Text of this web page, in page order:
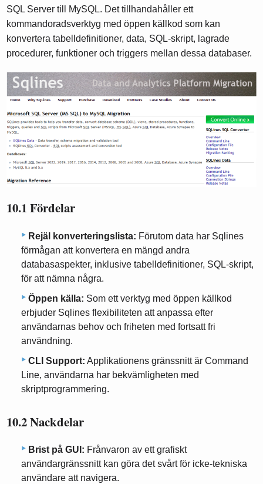
SQL Server till MySQL. Det tillhandahåller ett
kommandoradsverktyg med öppen källkod som kan
konvertera tabelldefinitioner, data, SQL-skript, lagrade
procedurer, funktioner och triggers mellan dessa databaser.
10.1 Fördelar
Rejäl konverteringslista: Förutom data har Sqlines
förmågan att konvertera en mängd andra
databasaspekter, inklusive tabelldefinitioner, SQL-skript,
för att nämna några.
Öppen källa: Som ett verktyg med öppen källkod
erbjuder Sqlines flexibiliteten att anpassa efter
användarnas behov och friheten med fortsatt fri
användning.
CLI Support: Applikationens gränssnitt är Command
Line, användarna har bekvämligheten med
skriptprogrammering.
10.2 Nackdelar
Brist på GUI: Frånvaron av ett grafiskt
användargränssnitt kan göra det svårt för icke-tekniska
användare att navigera.